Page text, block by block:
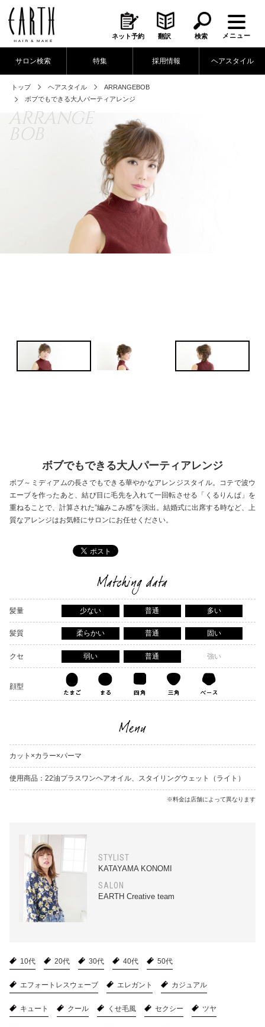
ネット予約 翻訳 検索 メニュー
サロン検索 特集 採用情報 ヘアスタイル
トップ ヘアスタイル ARRANGEBOB
ボブでもできる大人パーティアレンジ
ARRANGE
BOB
ボブでもできる大人パーティアレンジ
ボブ～ミディアムの長さでもできる華やかなアレンジスタイル。コテで波ウ
エーブを作ったあと、結び目に毛先を入れて一回転させる「くるりんぱ」を
重ねることで、計算された”編みこみ感”を演出。結婚式に出席する時など、上
質なアレンジはお気軽にサロンにお任せください。
Matching data
髪量 少ない 普通 多い
髪質 柔らかい 普通 固い
クセ 弱い 普通 強い
顔型
Menu
カット×カラー×パーマ
使用商品：22油プラスワンヘアオイル、スタイリングウェット（ライト）
※料金は店舗によって異なります
STYLIST
KATAYAMA KONOMI
SALON
EARTH Creative team
10代 20代 30代 40代 50代
エフォートレスウェーブ エレガント カジュアル
キュート クール くせ毛風 セクシー ツヤ